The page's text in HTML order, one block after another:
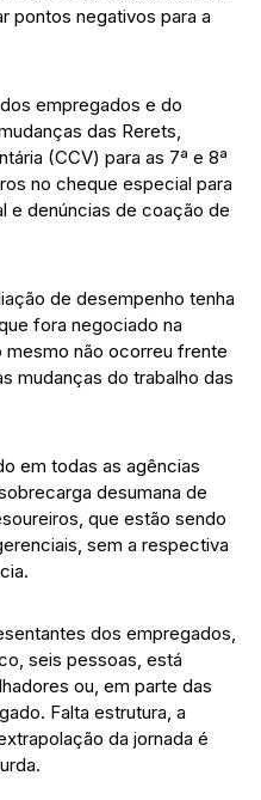
pontos negativos para a
empregados e do
das Rerets,
(CCV) para as 7ª e 8ª
no cheque especial para
e denúncias de coação de
de desempenho tenha
fora negociado na
mesmo não ocorreu frente
mudanças do trabalho das
em todas as agências
desumana de
que estão sendo
sem a respectiva
dos empregados,
seis pessoas, está
ou, em parte das
Falta estrutura, a
da jornada é